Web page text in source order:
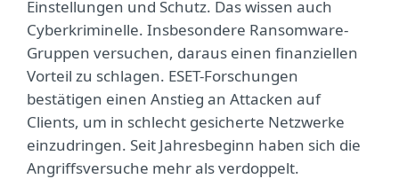
Einstellungen und Schutz. Das wissen auch
Cyberkriminelle. Insbesondere Ransomware-
Gruppen versuchen, daraus einen finanziellen
Vorteil zu schlagen. ESET-Forschungen
bestätigen einen Anstieg an Attacken auf
Clients, um in schlecht gesicherte Netzwerke
einzudringen. Seit Jahresbeginn haben sich die
Angriffsversuche mehr als verdoppelt.